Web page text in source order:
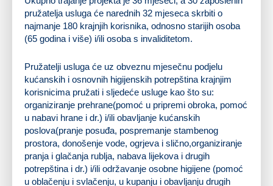
pružatelja usluga će narednih 32 mjeseca skrbiti o
najmanje 180 krajnjih korisnika, odnosno starijih osoba
(65 godina i više) i/ili osoba s invaliditetom.
Pružatelji usluga će uz obveznu mjesečnu podjelu
kućanskih i osnovnih higijenskih potrepština krajnjim
korisnicima pružati i sljedeće usluge kao što su:
organiziranje prehrane(pomoć u pripremi obroka, pomoć
u nabavi hrane i dr.) i/ili obavljanje kućanskih
poslova(pranje posuđa, pospremanje stambenog
prostora, donošenje vode, ogrjeva i slično,organiziranje
pranja i glačanja rublja, nabava lijekova i drugih
potrepština i dr.) i/ili održavanje osobne higijene (pomoć
u oblačenju i svlačenju, u kupanju i obavljanju drugih